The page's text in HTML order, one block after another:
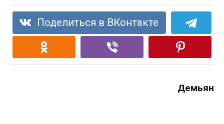
Поделиться в ВКонтакте
Демьян